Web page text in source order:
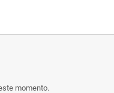
momento.